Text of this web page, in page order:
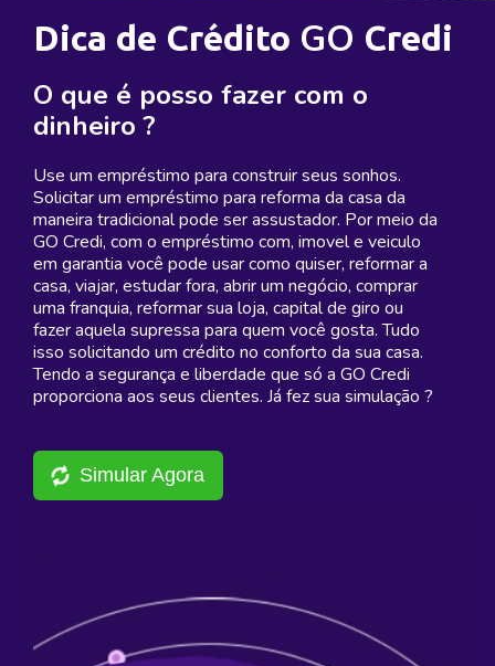
Dica de Crédito GO Credi
O que é posso fazer com o
dinheiro ?
Use um empréstimo para construir seus sonhos.
Solicitar um empréstimo para reforma da casa da
maneira tradicional pode ser assustador. Por meio da
GO Credi, com o empréstimo com, imovel e veiculo
em garantia você pode usar como quiser, reformar a
casa, viajar, estudar fora, abrir um negócio, comprar
uma franquia, reformar sua loja, capital de giro ou
fazer aquela supressa para quem você gosta. Tudo
isso solicitando um crédito no conforto da sua casa.
Tendo a segurança e liberdade que só a GO Credi
proporciona aos seus clientes. Já fez sua simulação ?
Simular Agora